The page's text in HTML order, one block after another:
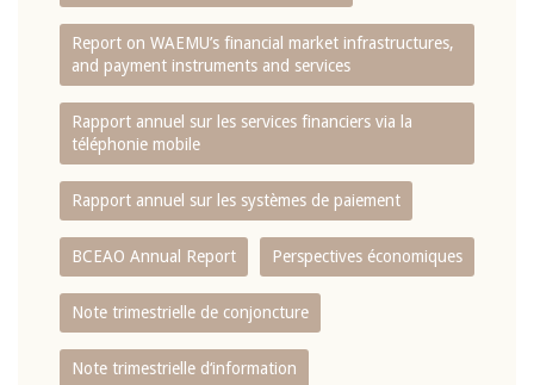
Report on WAEMU’s financial market infrastructures,
and payment instruments and services
Rapport annuel sur les services financiers via la
téléphonie mobile
Rapport annuel sur les systèmes de paiement
BCEAO Annual Report Perspectives économiques
Note trimestrielle de conjoncture
Note trimestrielle d‘information